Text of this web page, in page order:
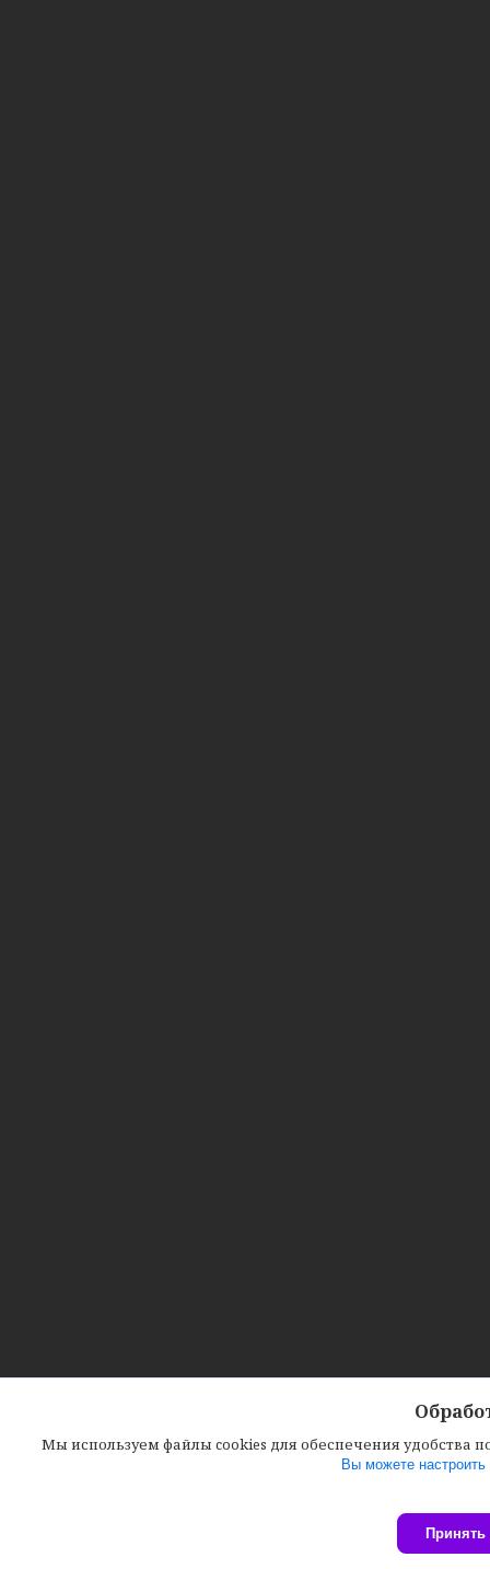
Мы используем файлы cookies для обеспечения удобства
Вы можете
Принять